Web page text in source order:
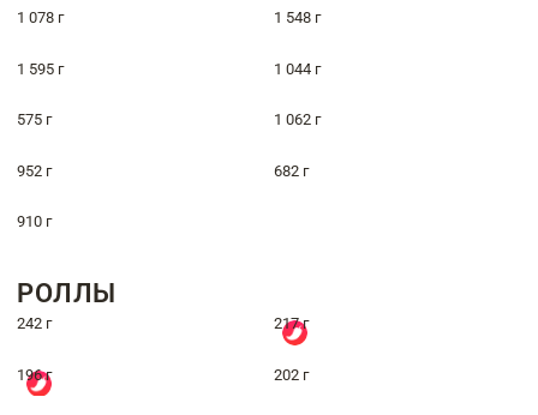
1 078 г 1 548 г
1 595 г 1 044 г
575 г 1 062 г
952 г 682 г
910 г
РОЛЛЫ
242 г 217 г
196 г 202 г